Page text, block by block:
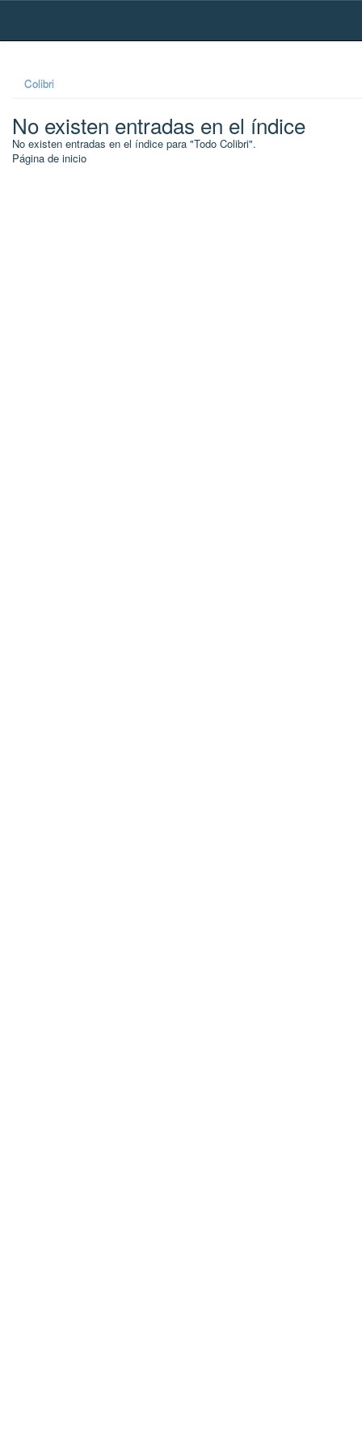
Skip
Colibri
No existen entradas en el índice
No existen entradas en el índice para "Todo Colibri".
Página de inicio